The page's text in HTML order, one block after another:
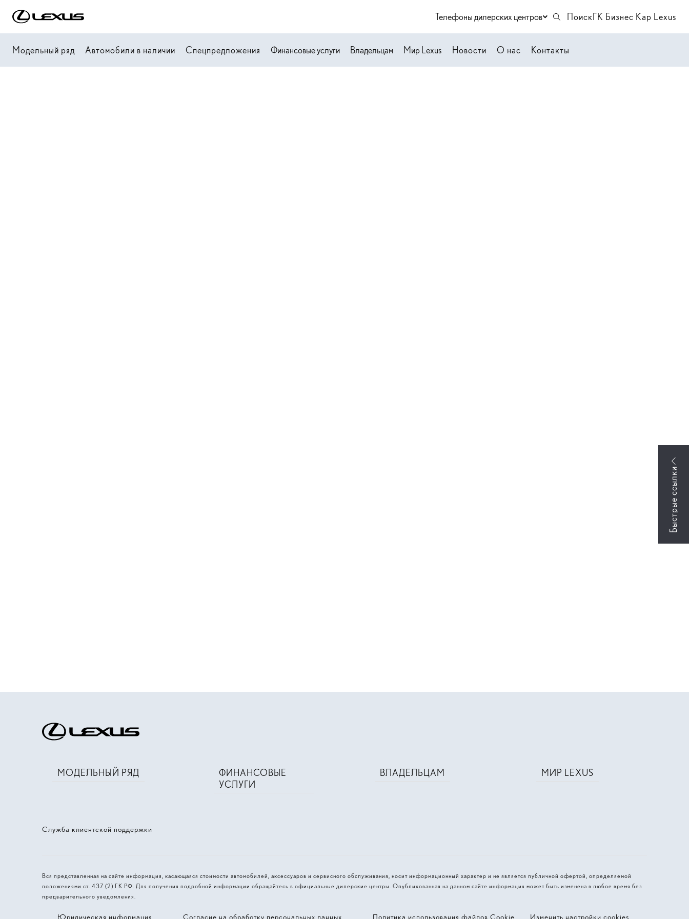
Телефоны дилерских центров ПоискГК Бизнес Кар Lexus
Модельный ряд Автомобили в наличии Спецпредложения Финансовые услуги Владельцам Мир Lexus Новости О нас Контакты
Служба клиентской поддержки
МОДЕЛЬНЫЙ РЯД
ФИНАНСОВЫЕ
УСЛУГИ
ВЛАДЕЛЬЦАМ МИР LEXUS
Вся представленная на сайте информация, касающаяся стоимости автомобилей, аксессуаров и сервисного обслуживания, носит информационный характер и не является публичной офертой, определяемой
положениями ст. 437 (2) ГК РФ. Для получения подробной информации обращайтесь в официальные дилерские центры. Опубликованная на данном сайте информация может быть изменена в любое время без
предварительного уведомления.
Юридическая информация Согласие на обработку персональных данных Политика использования файлов Cookie Изменить настройки cookies